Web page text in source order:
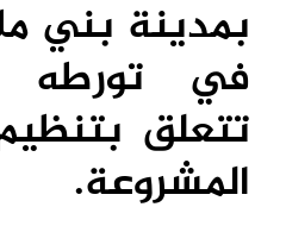
بمدينة بني
في
تتعلق
المشروعة.